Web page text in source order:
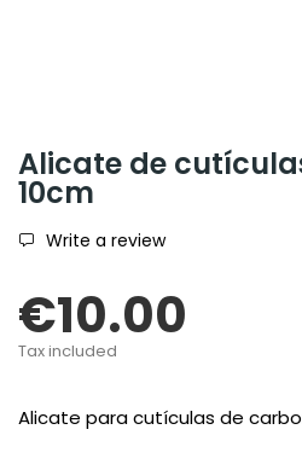
Alicate de
10cm
Write a review
€10.00
Tax included
Alicate para cutículas de